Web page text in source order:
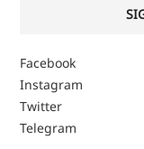
Facebook
Instagram
Twitter
Telegram